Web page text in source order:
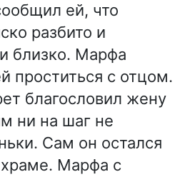
ей, что
разбито и
близко. Марфа
проститься с отцом.
благословил жену
ни на шаг не
Сам он остался
храме. Марфа с